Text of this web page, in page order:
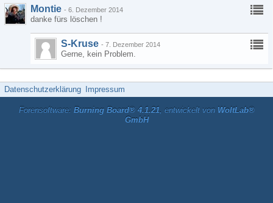
Montie - 6. Dezember 2014
danke fürs löschen !
S-Kruse - 7. Dezember 2014
Gerne, kein Problem.
Datenschutzerklärung Impressum
Forensoftware: Burning Board® 4.1.21, entwickelt von WoltLab®
GmbH